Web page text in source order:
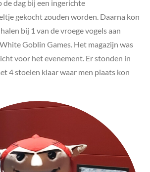
de dag bij een ingerichte
gekocht zouden worden. Daarna kon
bij 1 van de vroege vogels aan
Goblin Games. Het magazijn was
voor het evenement. Er stonden in
4 stoelen klaar waar men plaats kon